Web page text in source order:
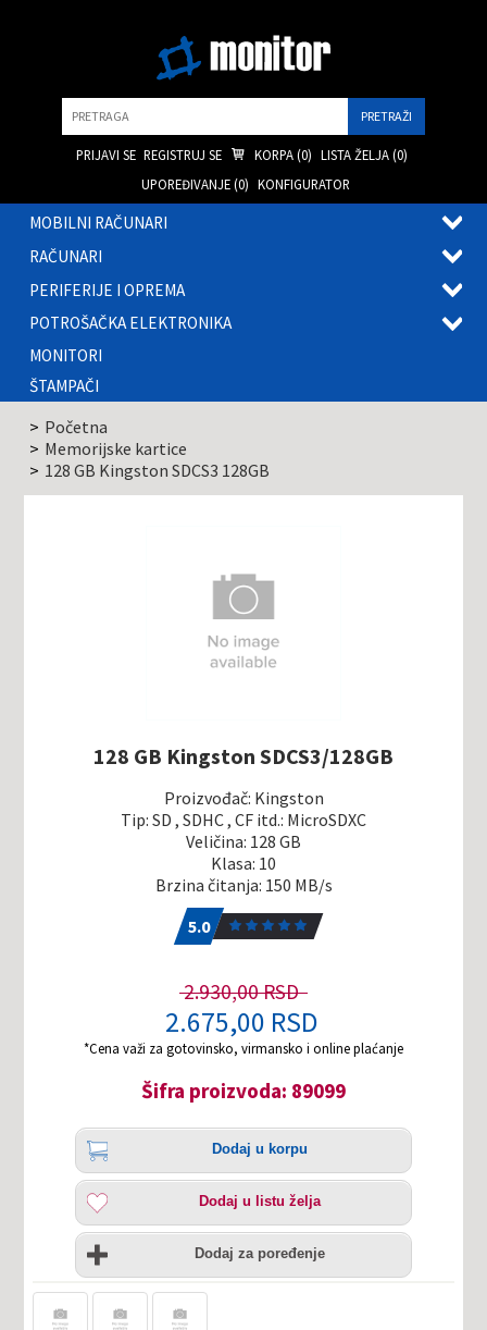
PRIJAVI SE REGISTRUJ SE KORPA (0) LISTA ŽELJA (0)
UPOREĐIVANJE (0) KONFIGURATOR
MOBILNI RAČUNARI
RAČUNARI
PERIFERIJE I OPREMA
POTROŠAČKA ELEKTRONIKA
MONITORI
ŠTAMPAČI
Početna
Memorijske kartice
128 GB Kingston SDCS3 128GB
128 GB Kingston SDCS3/128GB
Proizvođač: Kingston
Tip: SD , SDHC , CF itd.: MicroSDXC
Veličina: 128 GB
Klasa: 10
Brzina čitanja: 150 MB/s
5.0
2.930,00 RSD
2.675,00 RSD
*Cena važi za gotovinsko, virmansko i online plaćanje
Šifra proizvoda: 89099
Količina
Dodaj
korpu
Dodaj u korpu
Dodaj
listu
želja
Dodaj u listu želja
Uporedi
Dodaj za poređenje